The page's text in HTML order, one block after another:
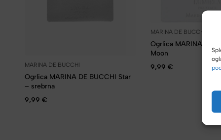
MARINA DE BUCCHI
Ogrlica MARINA DE BUCCHI Star
– srebrna
9,99 €
MARINA DE BUCCHI
Ogrlica MARINA DE
Moon
9,99 €